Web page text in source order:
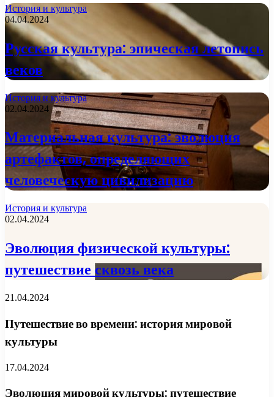
История и культура
04.04.2024
Русская культура: эпическая летопись
веков
История и культура
02.04.2024
Материальная культура: эволюция
артефактов, определяющих
человеческую цивилизацию
История и культура
02.04.2024
Эволюция физической культуры:
путешествие сквозь века
21.04.2024
Путешествие во времени: история мировой
культуры
17.04.2024
Эволюция мировой культуры: путешествие